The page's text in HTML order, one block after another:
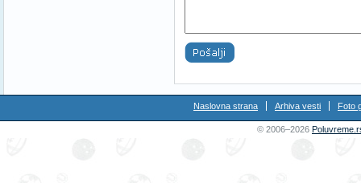
Naslovna strana Arhiva vesti Foto
© 2006–2026